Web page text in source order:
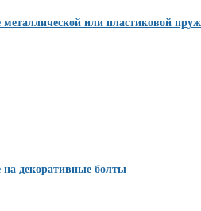
металлической или пластиковой
на декоративные болты